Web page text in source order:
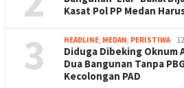
Kasat Pol PP Medan
3 HEADLINE, MEDAN, PERISTIWA
Diduga Dibeking Oknum
Dua Bangunan Tanpa
Kecolongan PAD